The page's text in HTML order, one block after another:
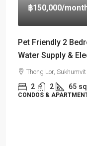
฿150,000/
Pet Friendly 2
Water Supply &
Thong Lor, Sukhumvit
2 2 65
CONDOS &